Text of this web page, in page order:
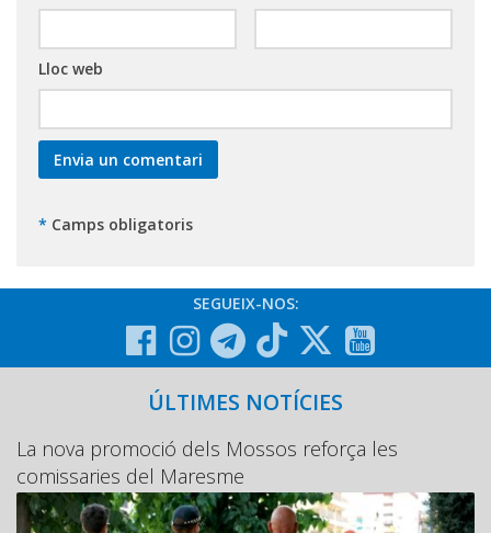
Lloc web
* Camps obligatoris
SEGUEIX-NOS:
ÚLTIMES NOTÍCIES
La nova promoció dels Mossos reforça les
comissaries del Maresme